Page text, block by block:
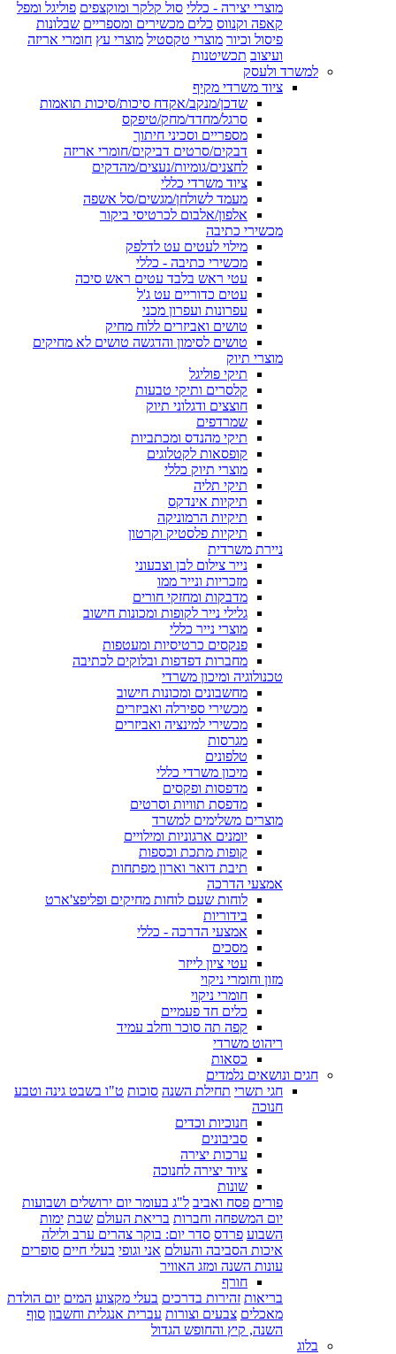
מוצרי יצירה - כללי סול קלקר ומוקצפים פוליגל ומפל
קאפה וקנווס כלים מכשירים ומספריים שבלונות
פיסול וכיור מוצרי טקסטיל מוצרי עץ חומרי אריזה
ועיצוב תכשיטנות
למשרד ולעסק
ציוד משרדי מקיף
שדכן/מנקב/אקדח סיכות/סיכות תואמות
סרגל/מחדד/מחק/טיפקס
מספריים וסכיני חיתוך
דבקים/סרטים דביקים/חומרי אריזה
לחצנים/גומיות/נעצים/מהדקים
ציוד משרדי כללי
מעמד לשולחן/מגשים/סל אשפה
אלפון/אלבום לכרטיסי ביקור
מכשירי כתיבה
מילוי לעטים עט לדלפק
מכשירי כתיבה - כללי
עטי ראש בלבד עטים ראש סיכה
עטים כדוריים עט ג'ל
עפרונות ועפרון מכני
טושים ואביזרים ללוח מחיק
טושים לסימון והדגשה טושים לא מחיקים
מוצרי תיוק
תיקי פוליגל
קלסרים ותיקי טבעות
חוצצים ודגלוני תיוק
שמרדפים
תיקי מהנדס ומכתביות
קופסאות לקטלוגים
מוצרי תיוק כללי
תיקי תליה
תיקיות אינדקס
תיקיות הרמוניקה
תיקיות פלסטיק וקרטון
ניירת משרדית
נייר צילום לבן וצבעוני
מזכריות ונייר ממו
מדבקות ומחזקי חורים
גלילי נייר לקופות ומכונות חישוב
מוצרי נייר כללי
פנקסים כרטיסיות ומעטפות
מחברות דפדפות ובלוקים לכתיבה
טכנולוגיה ומיכון משרדי
מחשבונים ומכונות חישוב
מכשירי ספירלה ואביזרים
מכשירי למינציה ואביזרים
מגרסות
טלפונים
מיכון משרדי כללי
מדפסות ופקסים
מדפסת תוויות וסרטים
מוצרים משלימים למשרד
יומנים ארגוניות ומילויים
קופות מתכת וכספות
תיבת דואר וארון מפתחות
אמצעי הדרכה
לוחות שעם לוחות מחיקים ופליפצ'ארט
בידוריות
אמצעי הדרכה - כללי
מסכים
עטי ציון לייזר
מזון וחומרי ניקוי
חומרי ניקוי
כלים חד פעמיים
קפה תה סוכר וחלב עמיד
ריהוט משרדי
כסאות
חגים ונושאים נלמדים
חגי תשרי תחילת השנה סוכות ט"ו בשבט גינה וטבע
חנוכה
חנוכיות וכדים
סביבונים
ערכות יצירה
ציוד יצירה לחנוכה
שונות
פורים פסח ואביב ל"ג בעומר יום ירושלים ושבועות
יום המשפחה וחברות בריאת העולם שבת ימות
השבוע פרדס סדר יום: בוקר צהרים ערב ולילה
איכות הסביבה והעולם אני וגופי בעלי חיים סופרים
עונות השנה ומזג האוויר
חורף
בריאות זהירות בדרכים בעלי מקצוע המים יום הולדת
מאכלים צבעים וצורות עברית אנגלית וחשבון סוף
השנה, קיץ והחופש הגדול
בלוג